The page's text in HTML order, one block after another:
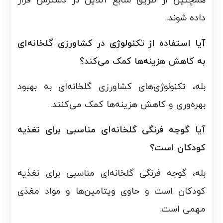
داده شوند.
آیا استفاده از تکنولوژی در کشاورزی گلخانه‌ای
به کاهش هزینه‌ها کمک می‌کند؟
بله، تکنولوژی‌های کشاورزی گلخانه‌ای به بهبود
بهره‌وری و کاهش هزینه‌ها کمک می‌کنند.
آیا گوجه فرنگی گلخانه‌ای مناسبی برای تغذیه
کودکان است؟
بله، گوجه فرنگی گلخانه‌ای مناسبی برای تغذیه
کودکان است و حاوی ویتامین‌ها و مواد مغذی
مهمی است.